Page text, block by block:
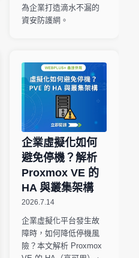
為企業打造滴水不漏的
資安防護網。
企業虛擬化如何
避免停機？解析
Proxmox VE 的
HA 與叢集架構
2026.7.14
企業虛擬化平台發生故
障時，如何降低停機風
險？本文解析 Proxmox